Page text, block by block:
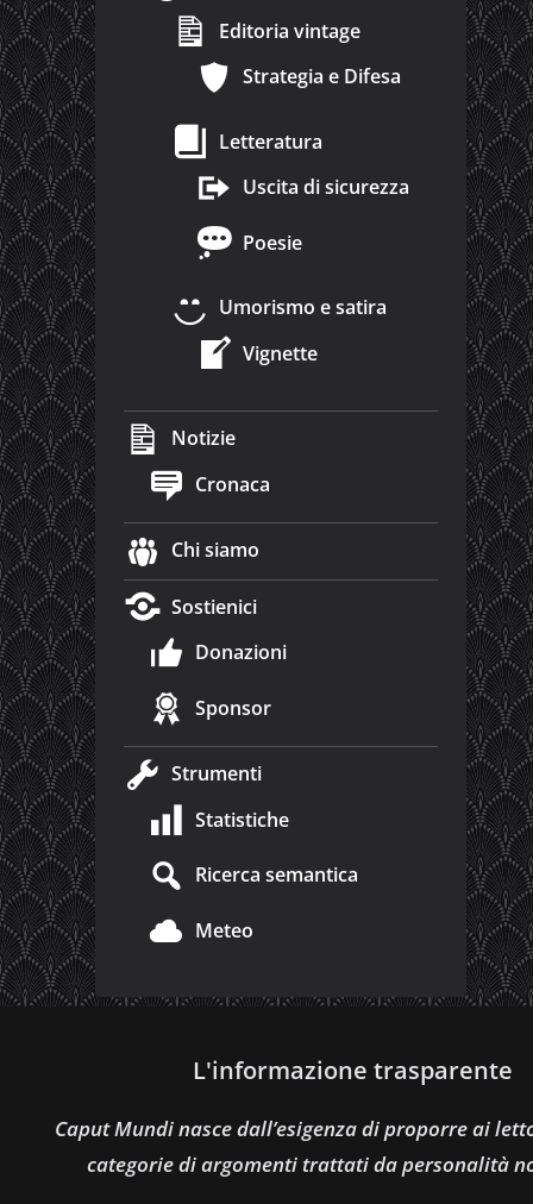
Editoria vintage
Strategia e Difesa
Letteratura
Uscita di sicurezza
Poesie
Umorismo e satira
Vignette
Notizie
Cronaca
Chi siamo
Sostienici
Donazioni
Sponsor
Strumenti
Statistiche
Ricerca semantica
Meteo
L'informazione trasparente
Caput Mundi nasce dall’esigenza di proporre ai
categorie di argomenti trattati da personalità